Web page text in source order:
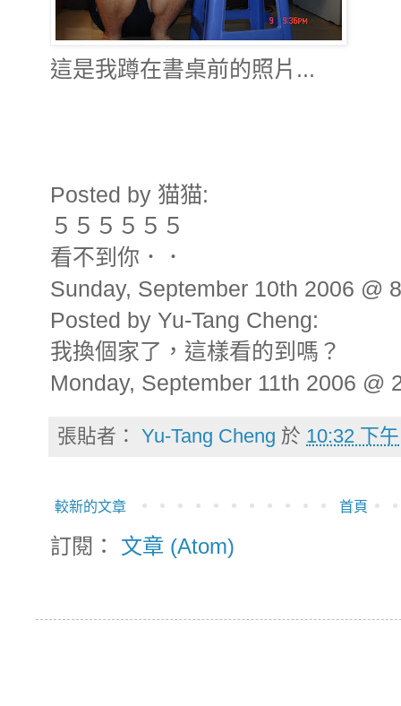
這是我蹲在書桌前的照片...
Posted by 猫猫:
５５５５５５
看不到你．．
Sunday, September 10th 2006 @
Posted by Yu-Tang Cheng:
我換個家了，這樣看的到嗎？
Monday, September 11th 2006 @
張貼者： Yu-Tang Cheng 於 10:32 下午
較新的文章 首頁
訂閱： 文章 (Atom)